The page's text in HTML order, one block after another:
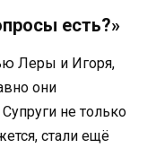
есть?»
Леры и Игоря,
они
не только
стали ещё